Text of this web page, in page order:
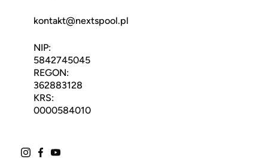
kontakt@nextspool.pl
NIP:
5842745045
REGON:
362883128
KRS:
0000584010